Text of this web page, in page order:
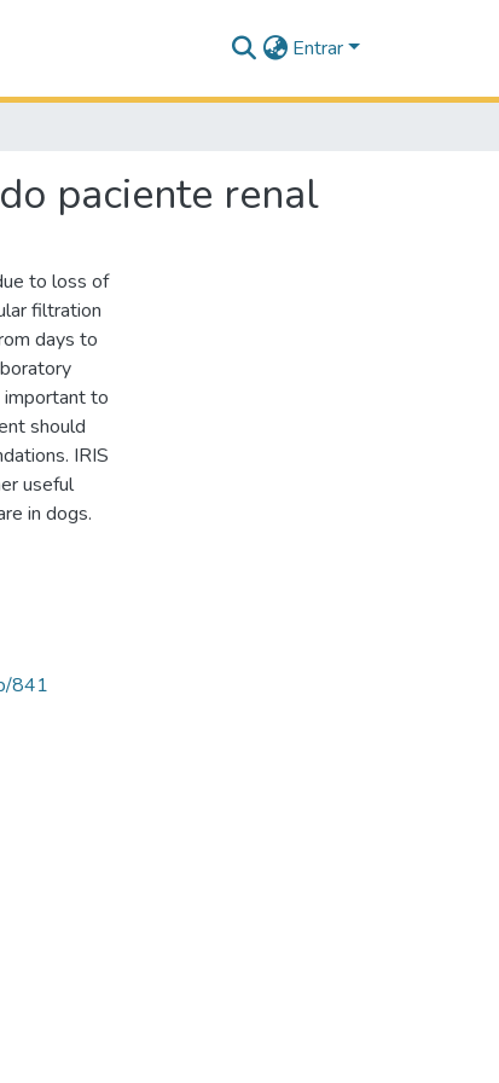
Entrar
paciente renal
to loss of
filtration
days to
important to
should
IRIS
useful
in dogs.
841